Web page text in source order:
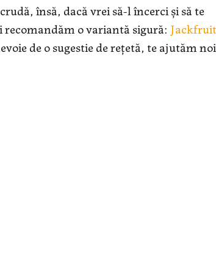
însă, dacă vrei să-l încerci și să te
o variantă sigură: Jackfruit
de o sugestie de rețetă, te ajutăm